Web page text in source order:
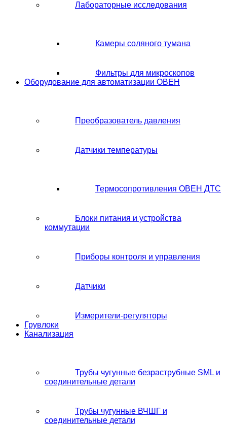
Лабораторные исследования
Камеры соляного тумана
Фильтры для микроскопов
Оборудование для автоматизации ОВЕН
Преобразователь давления
Датчики температуры
Термосопротивления ОВЕН ДТС
Блоки питания и устройства
коммутации
Приборы контроля и управления
Датчики
Измерители-регуляторы
Грувлоки
Канализация
Трубы чугунные безраструбные SML и
соединительные детали
Трубы чугунные ВЧШГ и
соединительные детали